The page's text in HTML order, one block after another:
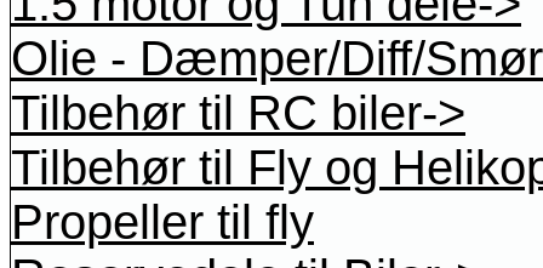
Olie - Dæmper/Diff/
Tilbehør til RC biler->
Tilbehør til Fly og
Propeller til fly